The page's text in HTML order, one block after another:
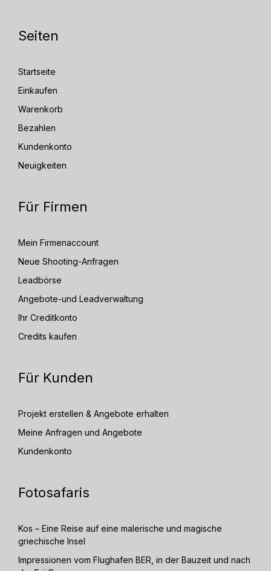
Seiten
Startseite
Einkaufen
Warenkorb
Bezahlen
Kundenkonto
Neuigkeiten
Für Firmen
Mein Firmenaccount
Neue Shooting-Anfragen
Leadbörse
Angebote-und Leadverwaltung
Ihr Creditkonto
Credits kaufen
Für Kunden
Projekt erstellen & Angebote erhalten
Meine Anfragen und Angebote
Kundenkonto
Fotosafaris
Kos – Eine Reise auf eine malerische und magische
griechische Insel
Impressionen vom Flughafen BER, in der Bauzeit und nach